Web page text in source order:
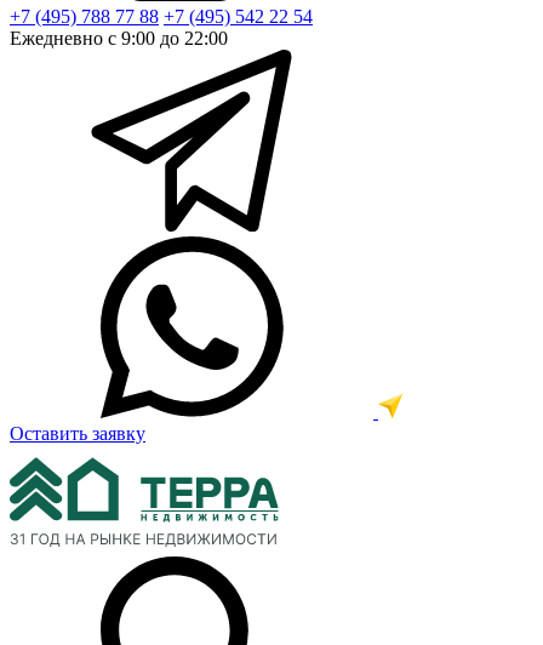
+7 (495) 788 77 88 +7 (495) 542 22 54
Ежедневно с 9:00 до 22:00
Оставить заявку